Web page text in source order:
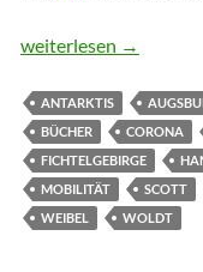
Pandemie 2021-3:
weiterlesen →
ANTARKTIS
BÜCHER
CORONA
FICHTELGEBIRGE
MOBILITÄT
SCOTT
WEIBEL
WOLDT